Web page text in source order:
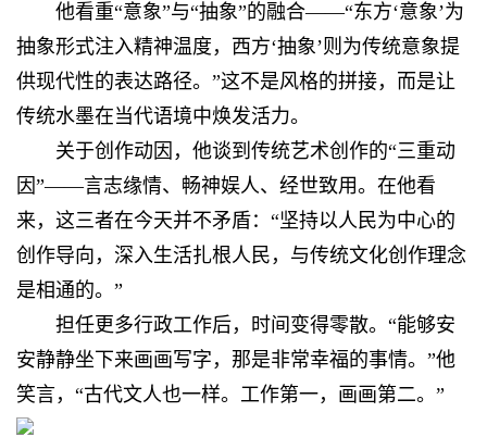
他看重“意象”与“抽象”的融合——“东方‘意象’为
抽象形式注入精神温度，西方‘抽象’则为传统意象提
供现代性的表达路径。”这不是风格的拼接，而是让
传统水墨在当代语境中焕发活力。
关于创作动因，他谈到传统艺术创作的“三重动
因”——言志缘情、畅神娱人、经世致用。在他看
来，这三者在今天并不矛盾：“坚持以人民为中心的
创作导向，深入生活扎根人民，与传统文化创作理念
是相通的。”
担任更多行政工作后，时间变得零散。“能够安
安静静坐下来画画写字，那是非常幸福的事情。”他
笑言，“古代文人也一样。工作第一，画画第二。”